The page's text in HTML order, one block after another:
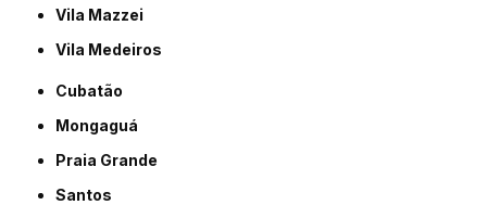
Vila Mazzei
Vila Medeiros
Cubatão
Mongaguá
Praia Grande
Santos